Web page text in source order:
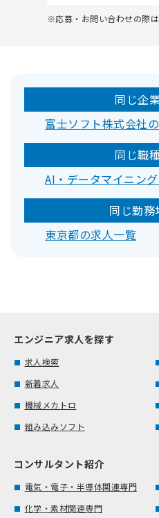
※応募・お問い合わせの際
同じ企
富士ソフト株式会社
同じ職
AI・データマイニン
同じ勤務
東京都の求人一覧
エンジニア求人を探す
求人検索
新着求人
機械メカトロ
組み込みソフト
コンサルタント紹介
電気・電子・半導体関連専門
化学・素材関連専門